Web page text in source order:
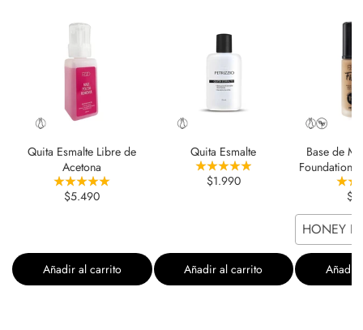
Quita Esmalte Libre de
Acetona
$5.490
Añadir al carrito
Quita Esmalte
$1.990
Añadir al carrito
Base de
Foundation
HONEY
Añadir